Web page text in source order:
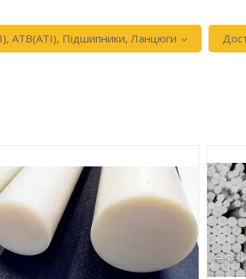
АТВ(АТI), Пiдшипники, Ланцюги